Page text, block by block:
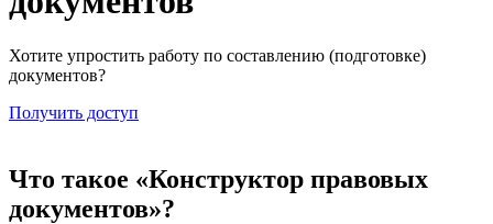
Хотите упростить работу по составлению (подготовке)
документов?
Получить доступ
Что такое «Конструктор правовых
документов»?